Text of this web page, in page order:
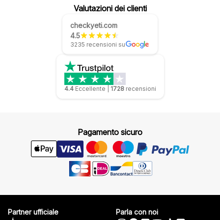
Valutazioni dei clienti
checkyeti.com
4.5
3235 recensioni su
4.4 Eccellente 1728 recensioni
Pagamento sicuro
Partner ufficiale Parla con noi